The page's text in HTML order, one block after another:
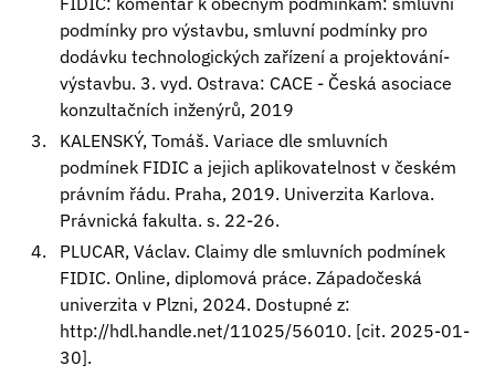
podmínky pro výstavbu, smluvní podmínky pro
dodávku technologických zařízení a projektování-
výstavbu. 3. vyd. Ostrava: CACE - Česká asociace
konzultačních inženýrů, 2019
KALENSKÝ, Tomáš. Variace dle smluvních
podmínek FIDIC a jejich aplikovatelnost v českém
právním řádu. Praha, 2019. Univerzita Karlova.
Právnická fakulta. s. 22-26.
PLUCAR, Václav. Claimy dle smluvních podmínek
FIDIC. Online, diplomová práce. Západočeská
univerzita v Plzni, 2024. Dostupné z:
http://hdl.handle.net/11025/56010. [cit. 2025-01-
30].